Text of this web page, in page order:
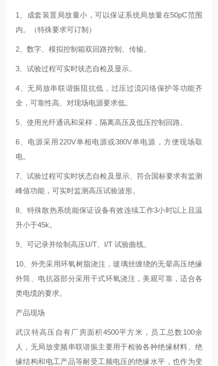
1、成套装置局放量小，可以保证系统局放量在50pC范围
内。（特殊要求可订制）
2、数字、模拟控制箱双回路控制、传输。
3、试验过程可实时状态自检及显示。
4、无局放串联谐振阻抗低，过压过流闪络保护等功能齐
全，可靠性高、对现场电源要求低。
5、使用光纤通讯和采样，隔离高压及低压控制回路。
6、电源采用220V单相电源或380V单电源，方便现场取
电。
7、试验过程可实时状态自检及显示、符合国标要求有监测
峰值功能，可实时监测高压试验波形。
8、特殊散热系统能保证设备有效连续工作3小时以上且温
升小于45k。
9、可记录并绘制高压U/T、I/T 试验曲线。
10、外壳采用环氧树脂浇注，玻璃丝缠绕的无晕高压绝缘
外筒、电抗器部分采用干式环氧浇注，美观可靠，适合各
类电缆的要求。
产品现场
武汉特高压自有厂房面积4500平方米，员工总数100余
人，无局放变频串联谐振主要用于检验各种绝缘材料、绝
缘结构和电工产品等耐受工频电压的绝缘水平，也作为变